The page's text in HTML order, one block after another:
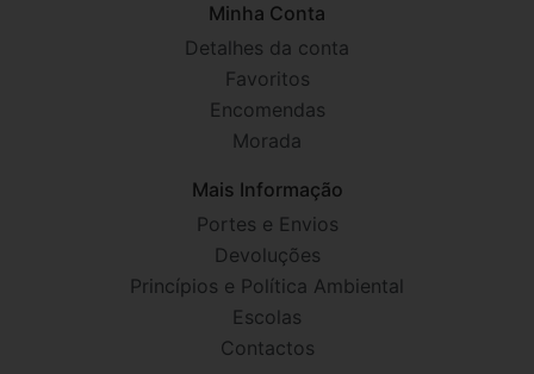
Minha Conta
Detalhes da conta
Favoritos
Encomendas
Morada
Mais Informação
Portes e Envios
Devoluções
Princípios e Política Ambiental
Escolas
Contactos